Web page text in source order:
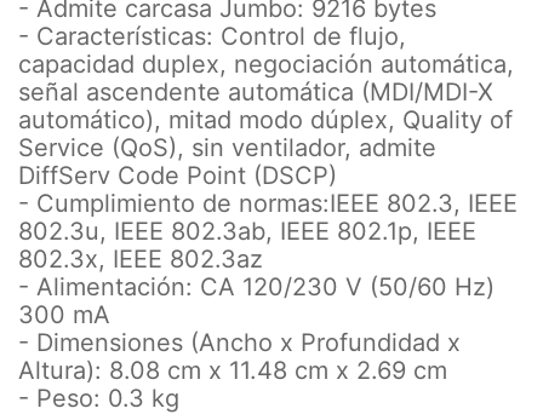
- Admite carcasa Jumbo: 9216 bytes
- Características: Control de flujo,
capacidad duplex, negociación automática,
señal ascendente automática (MDI/MDI-X
automático), mitad modo dúplex, Quality of
Service (QoS), sin ventilador, admite
DiffServ Code Point (DSCP)
- Cumplimiento de normas:IEEE 802.3, IEEE
802.3u, IEEE 802.3ab, IEEE 802.1p, IEEE
802.3x, IEEE 802.3az
- Alimentación: CA 120/230 V (50/60 Hz)
300 mA
- Dimensiones (Ancho x Profundidad x
Altura): 8.08 cm x 11.48 cm x 2.69 cm
- Peso: 0.3 kg